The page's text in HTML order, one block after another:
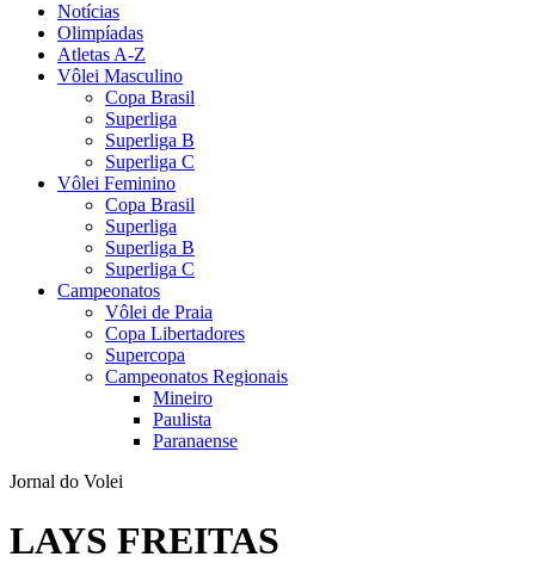
Notícias
Olimpíadas
Atletas A-Z
Vôlei Masculino
Copa Brasil
Superliga
Superliga B
Superliga C
Vôlei Feminino
Copa Brasil
Superliga
Superliga B
Superliga C
Campeonatos
Vôlei de Praia
Copa Libertadores
Supercopa
Campeonatos Regionais
Mineiro
Paulista
Paranaense
Jornal do Volei
LAYS FREITAS